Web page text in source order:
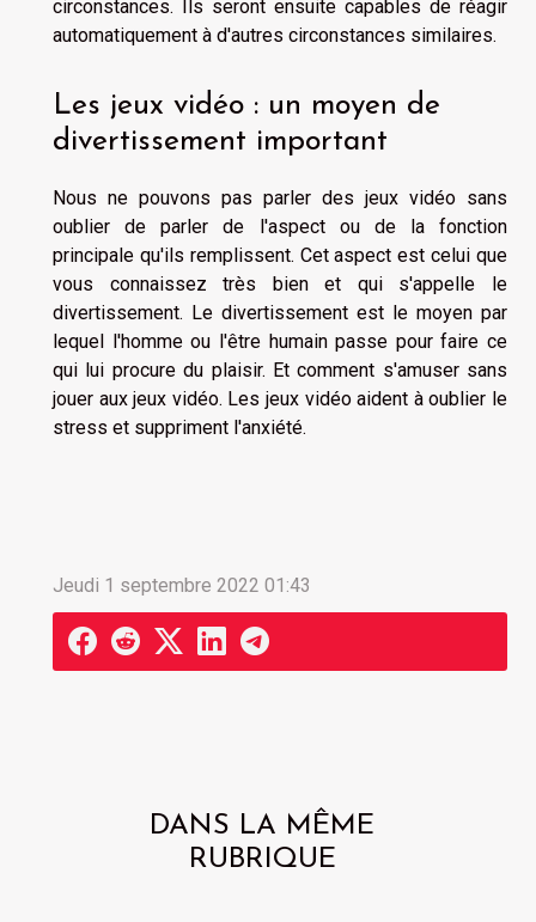
DANS LA MÊME
RUBRIQUE
circonstances. Ils seront ensuite capables de réagir
automatiquement à d'autres circonstances similaires.
Les jeux vidéo : un moyen de
divertissement important
Nous ne pouvons pas parler des jeux vidéo sans
oublier de parler de l'aspect ou de la fonction
principale qu'ils remplissent. Cet aspect est celui que
vous connaissez très bien et qui s'appelle le
divertissement. Le divertissement est le moyen par
lequel l'homme ou l'être humain passe pour faire ce
qui lui procure du plaisir. Et comment s'amuser sans
jouer aux jeux vidéo. Les jeux vidéo aident à oublier le
stress et suppriment l'anxiété.
Jeudi 1 septembre 2022 01:43